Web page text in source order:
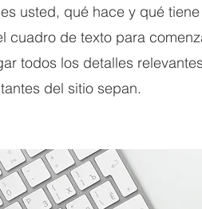
usted, qué hace y qué
cuadro de texto para
todos los detalles
del sitio sepan.